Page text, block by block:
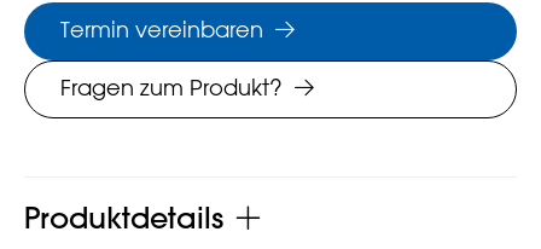
Termin vereinbaren
Fragen zum Produkt?
Produktdetails